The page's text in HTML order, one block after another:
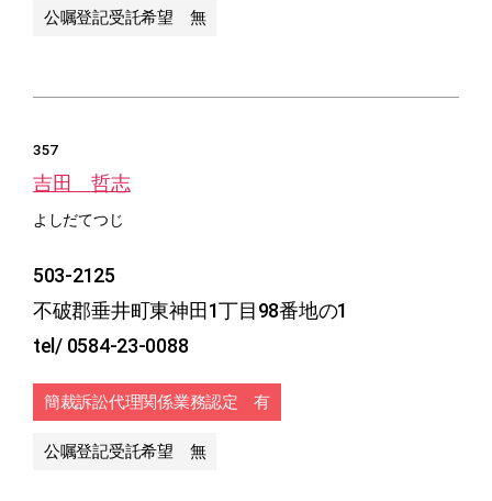
公嘱登記受託希望 無
357
吉田 哲志
よしだてつじ
503-2125
不破郡垂井町東神田1丁目98番地の1
tel/ 0584-23-0088
簡裁訴訟代理関係業務認定 有
公嘱登記受託希望 無